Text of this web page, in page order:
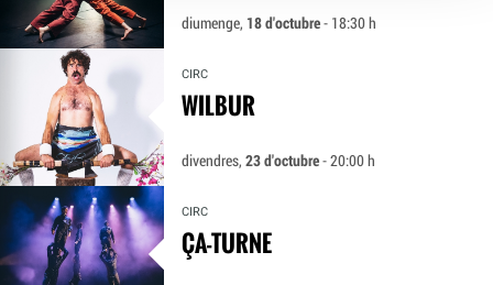
diumenge, 18 d'octubre- 18:30 h
CIRC
WILBUR
divendres,23 d'octubre- 20:00 h
CIRC
ÇA-TURNE